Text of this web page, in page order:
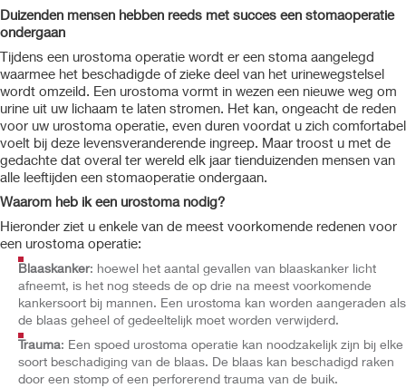
Duizenden mensen hebben reeds met succes een stomaoperatie
ondergaan
Tijdens een urostoma operatie wordt er een stoma aangelegd
waarmee het beschadigde of zieke deel van het urinewegstelsel
wordt omzeild. Een urostoma vormt in wezen een nieuwe weg om
urine uit uw lichaam te laten stromen. Het kan, ongeacht de reden
voor uw urostoma operatie, even duren voordat u zich comfortabel
voelt bij deze levensveranderende ingreep. Maar troost u met de
gedachte dat overal ter wereld elk jaar tienduizenden mensen van
alle leeftijden een stomaoperatie ondergaan.
Waarom heb ik een urostoma nodig?
Hieronder ziet u enkele van de meest voorkomende redenen voor
een urostoma operatie:
Blaaskanker: hoewel het aantal gevallen van blaaskanker licht
afneemt, is het nog steeds de op drie na meest voorkomende
kankersoort bij mannen. Een urostoma kan worden aangeraden als
de blaas geheel of gedeeltelijk moet worden verwijderd.
Trauma: Een spoed urostoma operatie kan noodzakelijk zijn bij elke
soort beschadiging van de blaas. De blaas kan beschadigd raken
door een stomp of een perforerend trauma van de buik.